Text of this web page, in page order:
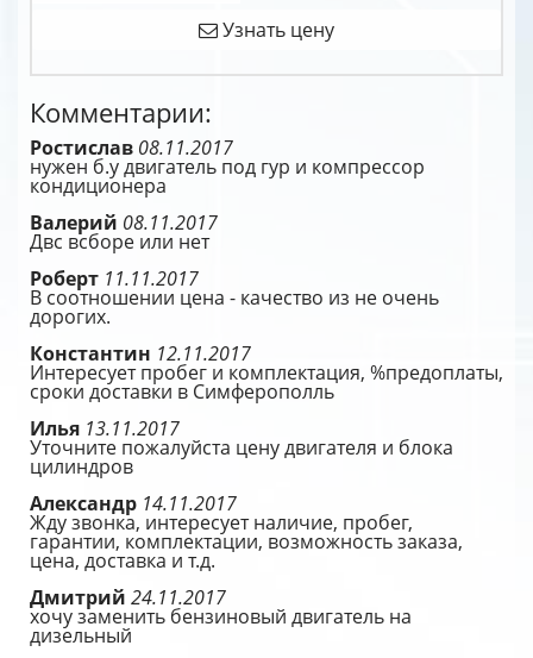
Узнать цену
Комментарии:
Ростислав 08.11.2017
нужен б.у двигатель под гур и компрессор
кондиционера
Валерий 08.11.2017
Двс всборе или нет
Роберт 11.11.2017
В соотношении цена - качество из не очень
дорогих.
Константин 12.11.2017
Интересует пробег и комплектация, %предоплаты,
сроки доставки в Симферополль
Илья 13.11.2017
Уточните пожалуйста цену двигателя и блока
цилиндров
Александр 14.11.2017
Жду звонка, интересует наличие, пробег,
гарантии, комплектации, возможность заказа,
цена, доставка и т.д.
Дмитрий 24.11.2017
хочу заменить бензиновый двигатель на
дизельный